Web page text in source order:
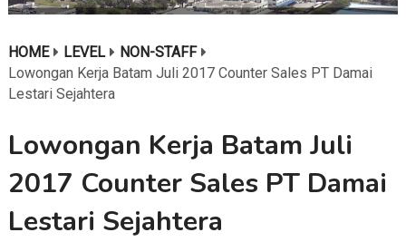
HOME LEVEL
NON-STAFF
Lowongan Kerja Batam Juli 2017 Counter Sales PT Damai
Lestari Sejahtera
Lowongan Kerja Batam Juli
2017 Counter Sales PT Damai
Lestari Sejahtera